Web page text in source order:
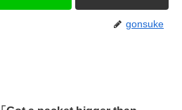
gonsuke